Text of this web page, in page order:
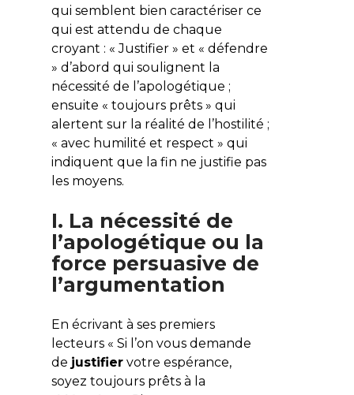
qui semblent bien caractériser ce
qui est attendu de chaque
croyant : « Justifier » et « défendre
» d’abord qui soulignent la
nécessité de l’apologétique ;
ensuite « toujours prêts » qui
alertent sur la réalité de l’hostilité ;
« avec humilité et respect » qui
indiquent que la fin ne justifie pas
les moyens.
I. La nécessité de
l’apologétique ou la
force persuasive de
l’argumentation
En écrivant à ses premiers
lecteurs « Si l’on vous demande
de justifiervotre espérance,
soyez toujours prêts à la